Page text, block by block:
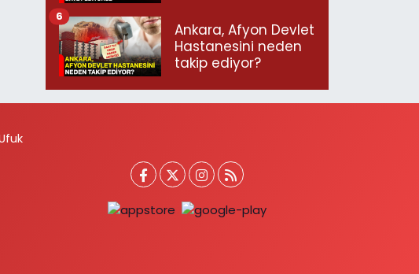
ediyoruz”
Ankara, Afyon Devlet
Hastanesini neden
takip ediyor?
6